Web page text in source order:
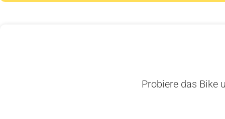
Probiere das Bike